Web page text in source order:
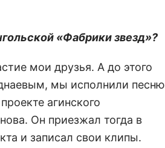
«Фабрики звезд»?
мои друзья. А до этого
мы исполнили песню
агинского
Он приезжал тогда в
и записал свои клипы.